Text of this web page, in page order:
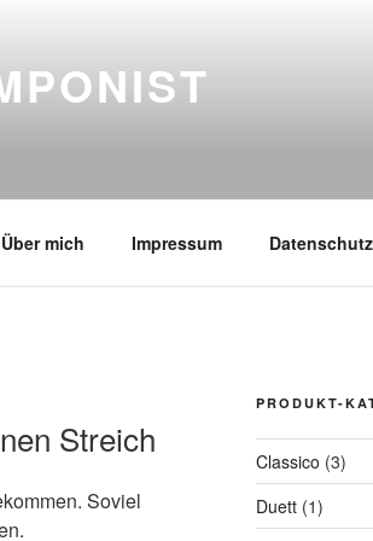
Über mich Impressum
Streich
Soviel
PRODUKT-
Classico (3)
Duett (1)